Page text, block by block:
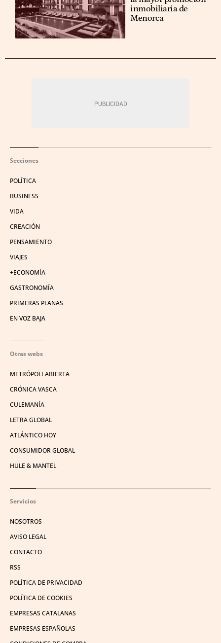
inmobiliaria de
Menorca
Secciones
POLÍTICA
BUSINESS
VIDA
CREACIÓN
PENSAMIENTO
VIAJES
+ECONOMÍA
GASTRONOMÍA
PRIMERAS PLANAS
EN VOZ BAJA
Otras webs
METRÓPOLI ABIERTA
CRÓNICA VASCA
CULEMANÍA
LETRA GLOBAL
ATLÁNTICO HOY
CONSUMIDOR GLOBAL
HULE & MANTEL
Servicios
NOSOTROS
AVISO LEGAL
CONTACTO
RSS
POLÍTICA DE PRIVACIDAD
POLÍTICA DE COOKIES
EMPRESAS CATALANAS
EMPRESAS ESPAÑOLAS